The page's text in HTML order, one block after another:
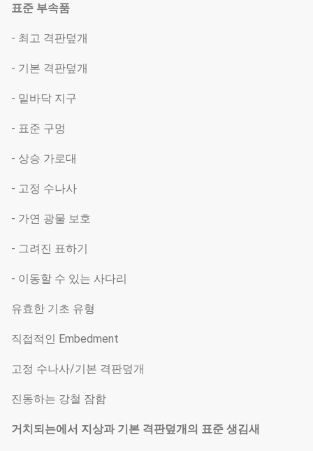
표준 부속품
- 최고 격판덮개
- 기본 격판덮개
- 밑바닥 지구
- 표준 구멍
- 상승 가로대
- 고정 수나사
- 가연 광물 보호
- 그려진 표하기
- 이동할 수 있는 사다리
유효한 기초 유형
직접적인 Embedment
고정 수나사/기본 격판덮개
진동하는 강철 잠함
거치되는에서 지상과 기본 격판덮개의 표준 생김새